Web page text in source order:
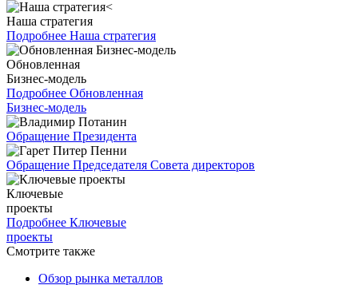
Наша стратегия
Подробнее Наша стратегия
Обновленная
Бизнес-модель
Подробнее Обновленная
Бизнес-модель
Обращение Президента
Обращение Председателя Совета директоров
Ключевые
проекты
Подробнее Ключевые
проекты
Смотрите также
Обзор рынка металлов